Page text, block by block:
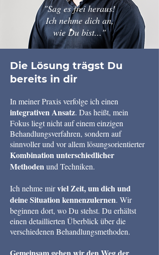
"Sag es frei heraus!
Ich nehme dich an,
wie Du bist..."
Die Lösung trägst Du
bereits in dir
In meiner Praxis verfolge ich einen
integrativen Ansatz. Das heißt, mein
Fokus liegt nicht auf einem einzigen
Behandlungsverfahren, sondern auf
sinnvoller und vor allem lösungsorientierter
Kombinationunterschiedlicher
Methodenund Techniken.
Ich nehme mirviel Zeit, um dich und
deine Situation kennenzulernen. Wir
beginnen dort, wo Du stehst. Du erhältst
einen detaillierten Überblick über die
verschiedenen Behandlungsmethoden.